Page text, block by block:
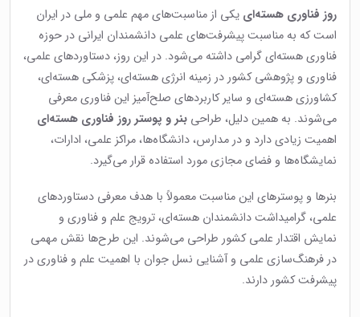
روز فناوری هسته‌ای یکی از مناسبت‌های مهم علمی و ملی در ایران
است که به مناسبت پیشرفت‌های علمی دانشمندان ایرانی در حوزه
فناوری هسته‌ای گرامی داشته می‌شود. در این روز، دستاوردهای علمی،
فناوری و پژوهشی کشور در زمینه انرژی هسته‌ای، پزشکی هسته‌ای،
کشاورزی هسته‌ای و سایر کاربردهای صلح‌آمیز این فناوری معرفی
می‌شوند. به همین دلیل، طراحی بنر و پوستر روز فناوری هسته‌ای
اهمیت زیادی دارد و در مدارس، دانشگاه‌ها، مراکز علمی، ادارات،
نمایشگاه‌ها و فضای مجازی مورد استفاده قرار می‌گیرد.
بنرها و پوسترهای این مناسبت معمولاً با هدف معرفی دستاوردهای
علمی، گرامیداشت دانشمندان هسته‌ای، ترویج علم و فناوری و
نمایش اقتدار علمی کشور طراحی می‌شوند. این طرح‌ها نقش مهمی
در فرهنگ‌سازی علمی و آشنایی نسل جوان با اهمیت علم و فناوری در
پیشرفت کشور دارند.